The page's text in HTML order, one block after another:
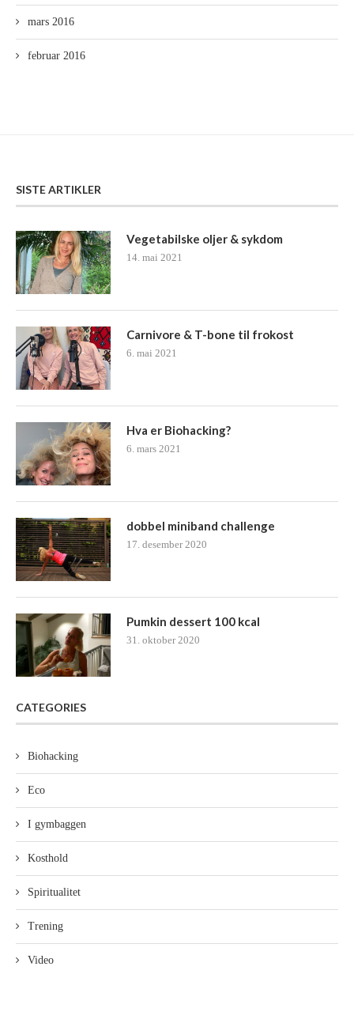
mars 2016
februar 2016
SISTE ARTIKLER
Vegetabilske oljer & sykdom
14. mai 2021
Carnivore & T-bone til frokost
6. mai 2021
Hva er Biohacking?
6. mars 2021
dobbel miniband challenge
17. desember 2020
Pumkin dessert 100 kcal
31. oktober 2020
CATEGORIES
Biohacking
Eco
I gymbaggen
Kosthold
Spiritualitet
Trening
Video